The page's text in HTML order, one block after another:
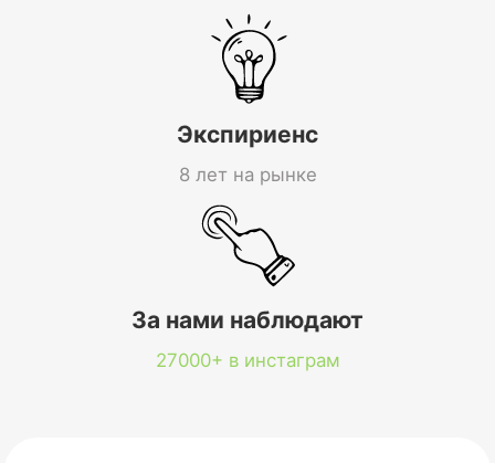
Экспириенс
8 лет на рынке
За нами наблюдают
27000+ в инстаграм